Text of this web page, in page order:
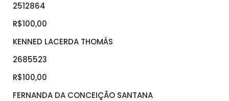
2512864
R$100,00
KENNED LACERDA THOMÁS
2685523
R$100,00
FERNANDA DA CONCEIÇÃO SANTANA